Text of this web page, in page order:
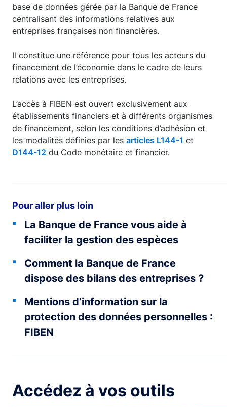
base de données gérée par la Banque de France
centralisant des informations relatives aux
entreprises françaises non financières.
Il constitue une référence pour tous les acteurs du
financement de l’économie dans le cadre de leurs
relations avec les entreprises.
L’accès à FIBEN est ouvert exclusivement aux
établissements financiers et à différents organismes
de financement, selon les conditions d’adhésion et
les modalités définies par les articles L144-1 et
D144-12 du Code monétaire et financier.
Pour aller plus loin
La Banque de France vous aide à
faciliter la gestion des espèces
Comment la Banque de France
dispose des bilans des entreprises ?
Mentions d’information sur la
protection des données personnelles :
FIBEN
Accédez à vos outils